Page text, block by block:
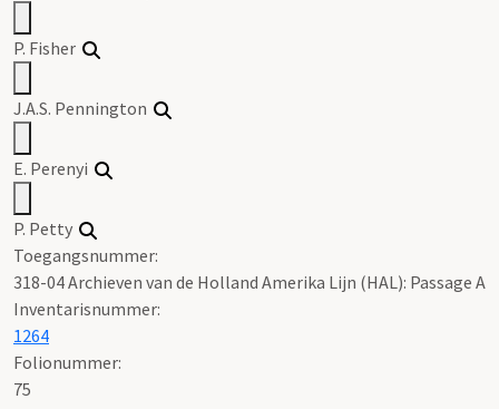
P. Fisher
J.A.S. Pennington
E. Perenyi
P. Petty
Toegangsnummer:
318-04 Archieven van de Holland Amerika Lijn (HAL): Passage A
Inventarisnummer:
1264
Folionummer:
75